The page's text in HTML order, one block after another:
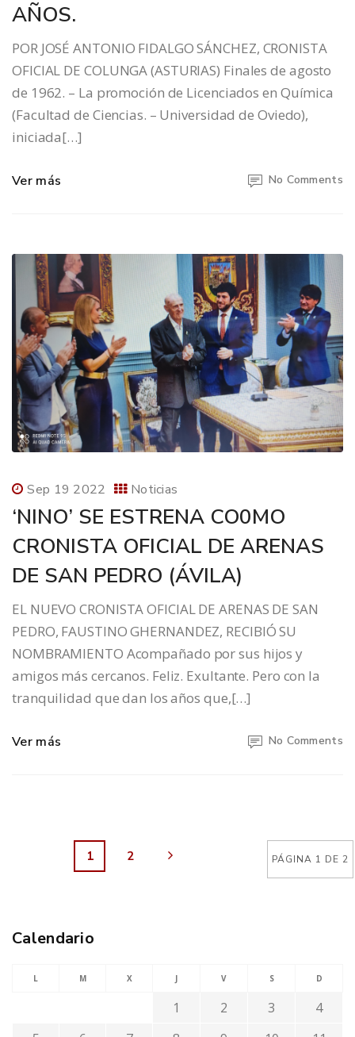
AÑOS.
POR JOSÉ ANTONIO FIDALGO SÁNCHEZ, CRONISTA
OFICIAL DE COLUNGA (ASTURIAS) Finales de agosto
de 1962. – La promoción de Licenciados en Química
(Facultad de Ciencias. – Universidad de Oviedo),
iniciada[…]
Ver más No Comments
Sep 19 2022 Noticias
‘NINO’ SE ESTRENA CO0MO
CRONISTA OFICIAL DE ARENAS
DE SAN PEDRO (ÁVILA)​​
EL NUEVO CRONISTA OFICIAL DE ARENAS DE SAN
PEDRO, FAUSTINO GHERNANDEZ, RECIBIÓ SU
NOMBRAMIENTO Acompañado por sus hijos y
amigos más cercanos. Feliz. Exultante. Pero con la
tranquilidad que dan los años que,[…]
Ver más No Comments
PÁGINA 1 DE 2
1 2
Calendario
L M X J V S D
1 2 3
4